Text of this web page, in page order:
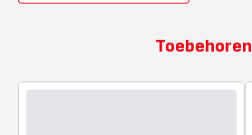
Toebehoren